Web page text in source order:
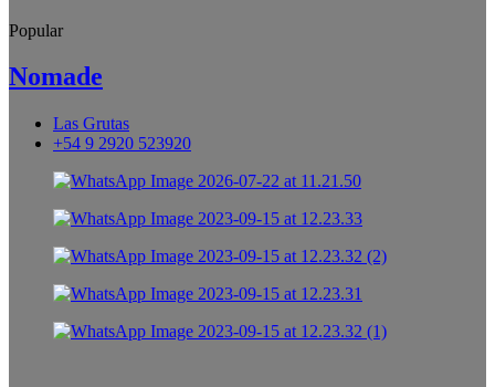
Popular
Nomade
Las Grutas
+54 9 2920 523920